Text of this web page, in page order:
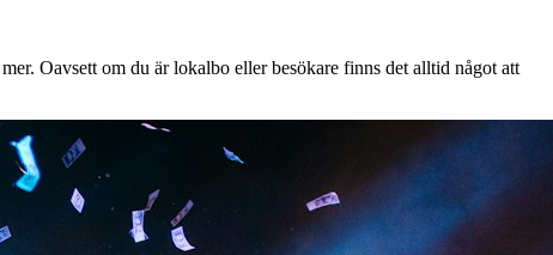
Oavsett om du är lokalbo eller besökare finns det alltid något att